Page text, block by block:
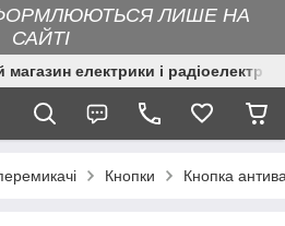
ЛИШЕ НА
САЙТІ
електрики і
Кнопки Кнопка